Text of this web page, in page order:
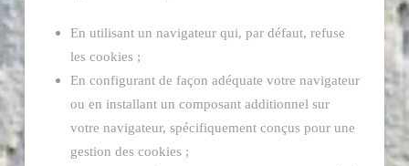
En utilisant un navigateur qui, par défaut, refuse
les cookies ;
En configurant de façon adéquate votre navigateur
ou en installant un composant additionnel sur
votre navigateur, spécifiquement conçus pour une
gestion des cookies ;